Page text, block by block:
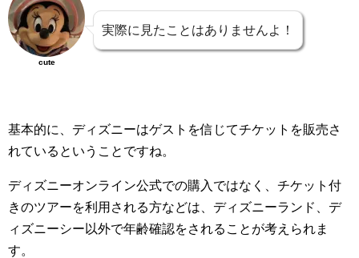
cute
実際に見たことはありませんよ！
基本的に、ディズニーはゲストを信じてチケットを販売さ
れているということですね。
ディズニーオンライン公式での購入ではなく、チケット付
きのツアーを利用される方などは、ディズニーランド、デ
ィズニーシー以外で年齢確認をされることが考えられま
す。